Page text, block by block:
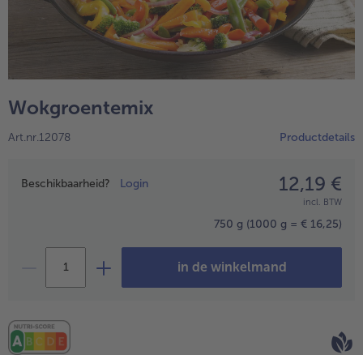
- 5 € bij aankoop van 7 maaltijden naar keuze
Wokgroentemix
Art.nr.12078 Productdetails
Prijsopgave
Beschikbaarheid? Login 12,19 €
incl. BTW
750 g (1000 g = € 16,25)
in de winkelmand